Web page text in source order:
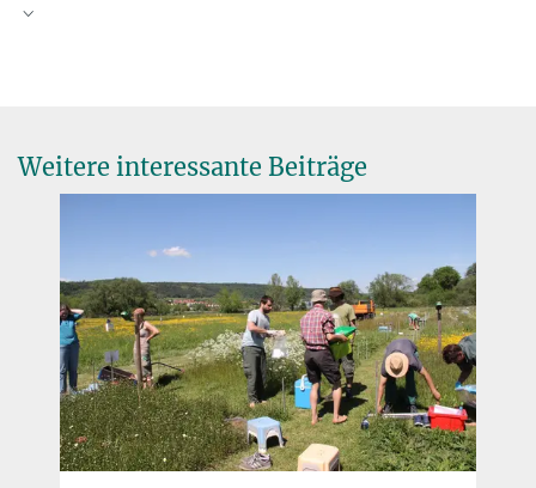
Weitere interessante Beiträge